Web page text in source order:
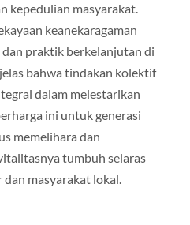
kepedulian masyarakat.
keanekaragaman
dan praktik berkelanjutan di
bahwa tindakan kolektif
dalam melestarikan
ini untuk generasi
memelihara dan
tumbuh selaras
masyarakat lokal.